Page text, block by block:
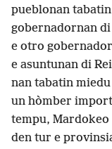
pueblonan
gobernadornan
e otro
e asuntunan di
nan tabatin
un hòmber
tempu, Mardokeo
den tur e